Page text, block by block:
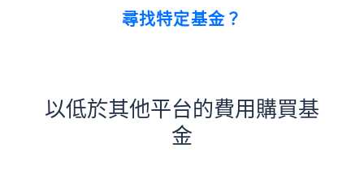
尋找特定基金？
以低於其他平台的費用購買基
金